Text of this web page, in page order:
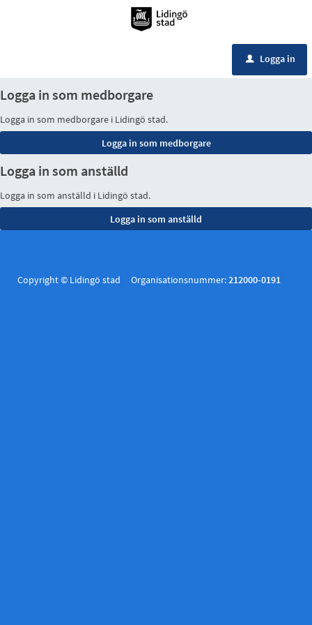
u Logga in
Logga in som medborgare
Logga in som medborgare i Lidingö stad.
Logga in som anställd
Logga in som anställd i Lidingö stad.
Copyright © Lidingö stad Organisationsnummer:212000-0191